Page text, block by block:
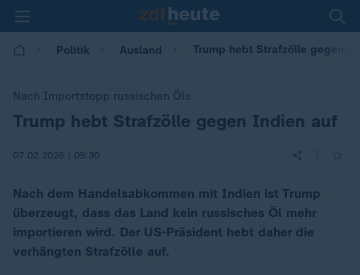
Politik Ausland Trump hebt Strafzölle gegen
Nach Importstopp russischen Öls
:
Trump hebt Strafzölle gegen Indien auf
07.02.2026 | 09:30
Nach dem Handelsabkommen mit Indien ist Trump
überzeugt, dass das Land kein russisches Öl mehr
importieren wird. Der US-Präsident hebt daher die
verhängten Strafzölle auf.